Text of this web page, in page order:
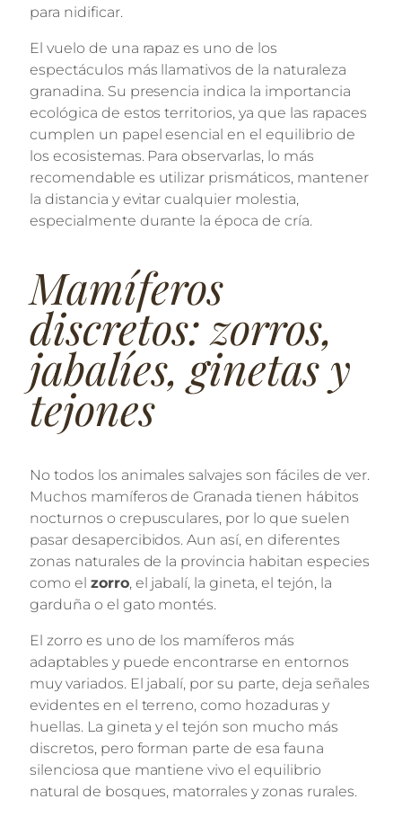
para nidificar.
El vuelo de una rapaz es uno de los
espectáculos más llamativos de la naturaleza
granadina. Su presencia indica la importancia
ecológica de estos territorios, ya que las rapaces
cumplen un papel esencial en el equilibrio de
los ecosistemas. Para observarlas, lo más
recomendable es utilizar prismáticos, mantener
la distancia y evitar cualquier molestia,
especialmente durante la época de cría.
Mamíferos
discretos: zorros,
jabalíes, ginetas y
tejones
No todos los animales salvajes son fáciles de ver.
Muchos mamíferos de Granada tienen hábitos
nocturnos o crepusculares, por lo que suelen
pasar desapercibidos. Aun así, en diferentes
zonas naturales de la provincia habitan especies
como el zorro, el jabalí, la gineta, el tejón, la
garduña o el gato montés.
El zorro es uno de los mamíferos más
adaptables y puede encontrarse en entornos
muy variados. El jabalí, por su parte, deja señales
evidentes en el terreno, como hozaduras y
huellas. La gineta y el tejón son mucho más
discretos, pero forman parte de esa fauna
silenciosa que mantiene vivo el equilibrio
natural de bosques, matorrales y zonas rurales.